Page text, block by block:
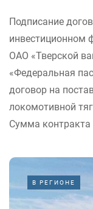
Подписание
инвестиционном
ОАО «Тверской
«Федеральная
договор на
локомотивной
Сумма
В РЕГИОНЕ